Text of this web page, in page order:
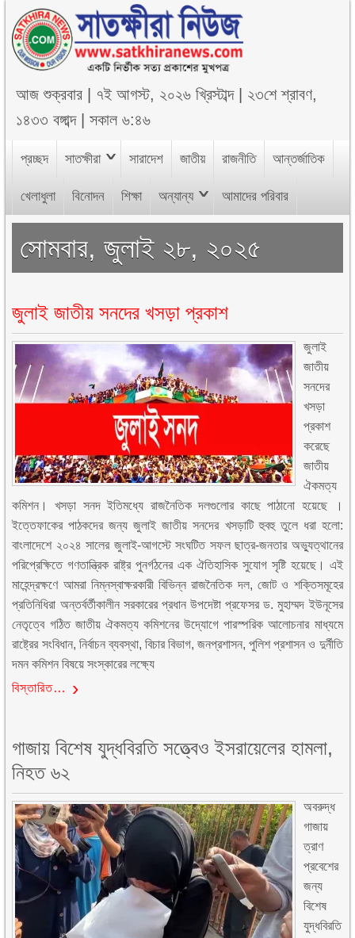
আজশুক্রবার ৭ই আগস্ট, ২০২৬ খ্রিস্টাব্দ| ২৩শে শ্রাবণ,
১৪৩৩ বঙ্গাব্দ|সকাল ৬:৪৬
প্রচ্ছদ সাতক্ষীরা সারাদেশ জাতীয় রাজনীতি আন্তর্জাতিক
খেলাধুলা বিনোদন শিক্ষা অন্যান্য আমাদের পরিবার
সোমবার, জুলাই ২৮, ২০২৫
জুলাই জাতীয় সনদের খসড়া প্রকাশ
জুলাই
জাতীয়
সনদের
খসড়া
প্রকাশ
করেছে
জাতীয়
ঐকমত্য
কমিশন। খসড়া সনদ ইতিমধ্যে রাজনৈতিক দলগুলোর কাছে পাঠানো হয়েছে ।
ইত্তেফাকের পাঠকদের জন্য জুলাই জাতীয় সনদের খসড়াটি হুবহু তুলে ধরা হলো:
বাংলাদেশে ২০২৪ সালের জুলাই-আগস্টে সংঘটিত সফল ছাত্র-জনতার অভ্যুত্থানের
পরিপ্রেক্ষিতে গণতান্ত্রিক রাষ্ট্র পুনর্গঠনের এক ঐতিহাসিক সুযোগ সৃষ্টি হয়েছে। এই
মাহেন্দ্রক্ষণে আমরা নিম্নস্বাক্ষরকারী বিভিন্ন রাজনৈতিক দল, জোট ও শক্তিসমূহের
প্রতিনিধিরা অন্তর্বর্তীকালীন সরকারের প্রধান উপদেষ্টা প্রফেসর ড. মুহাম্মদ ইউনূসের
নেতৃত্বে গঠিত জাতীয় ঐকমত্য কমিশনের উদ্যোগে পারস্পরিক আলোচনার মাধ্যমে
রাষ্ট্রের সংবিধান, নির্বাচন ব্যবস্থা, বিচার বিভাগ, জনপ্রশাসন, পুলিশ প্রশাসন ও দুর্নীতি
দমন কমিশন বিষয়ে সংস্কারের লক্ষ্যে
বিস্তারিত…
গাজায় বিশেষ যুদ্ধবির‌তি সত্ত্বেও ইসরায়েলের হামলা,
নিহত ৬২
অবরুদ্ধ
গাজায়
ত্রাণ
প্রবেশের
জন্য
বিশেষ
যুদ্ধবির‌তি